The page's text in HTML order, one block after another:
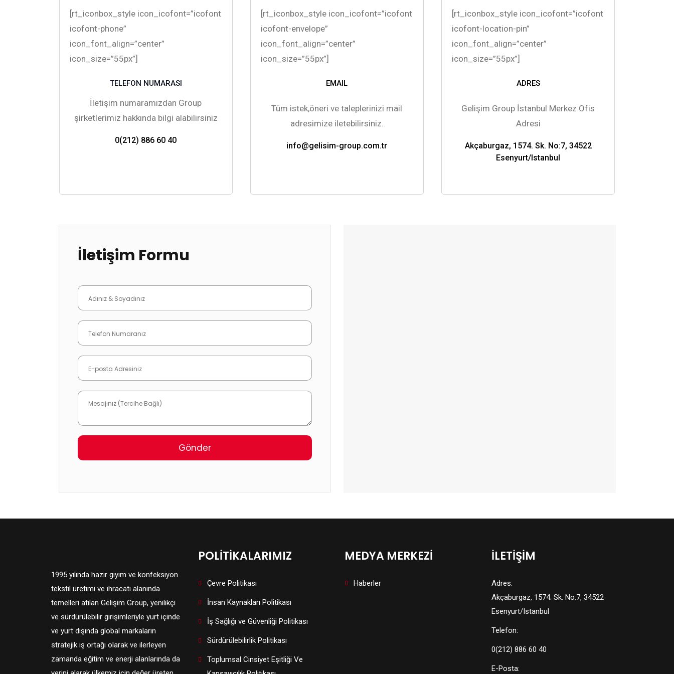
[rt_iconbox_style icon_icofont=”icofont
icofont-phone”
icon_font_align=”center”
icon_size=”55px”]
TELEFON NUMARASI
İletişim numaramızdan Group
şirketlerimiz hakkında bilgi alabilirsiniz
0(212) 886 60 40
[rt_iconbox_style icon_icofont=”icofont
icofont-envelope”
icon_font_align=”center”
icon_size=”55px”]
EMAIL
Tüm istek,öneri ve taleplerinizi mail
adresimize iletebilirsiniz.
info@gelisim-group.com.tr
[rt_iconbox_style icon_icofont=”icofont
icofont-location-pin”
icon_font_align=”center”
icon_size=”55px”]
ADRES
Gelişim Group İstanbul Merkez Ofis
Adresi
Akçaburgaz, 1574. Sk. No:7, 34522
Esenyurt/Istanbul
İletişim Formu
1995 yılında hazır giyim ve konfeksiyon
tekstil üretimi ve ihracatı alanında
temelleri atılan Gelişim Group, yenilikçi
ve sürdürülebilir girişimleriyle yurt içinde
ve yurt dışında global markaların
stratejik iş ortağı olarak ve ilerleyen
zamanda eğitim ve enerji alanlarında da
POLİTİKALARIMIZ
Çevre Politikası
İnsan Kaynakları Politikası
İş Sağlığı ve Güvenliği Politikası
Sürdürülebilirlik Politikası
Toplumsal Cinsiyet Eşitliği Ve
MEDYA MERKEZİ
Haberler
İLETİŞİM
Adres:
Akçaburgaz, 1574. Sk. No:7, 34522
Esenyurt/Istanbul
Telefon:
0(212) 886 60 40
E-Posta: